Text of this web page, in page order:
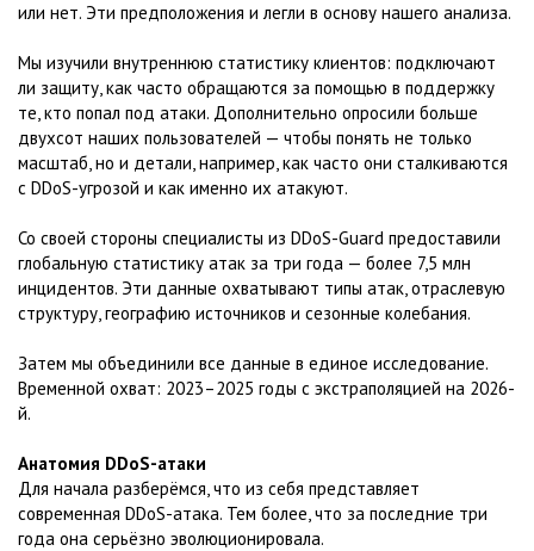
или нет. Эти предположения и легли в основу нашего анализа.
Мы изучили внутреннюю статистику клиентов: подключают
ли защиту, как часто обращаются за помощью в поддержку
те, кто попал под атаки. Дополнительно опросили больше
двухсот наших пользователей — чтобы понять не только
масштаб, но и детали, например, как часто они сталкиваются
с DDoS-угрозой и как именно их атакуют.
Со своей стороны специалисты из DDoS-Guard предоставили
глобальную статистику атак за три года — более 7,5 млн
инцидентов. Эти данные охватывают типы атак, отраслевую
структуру, географию источников и сезонные колебания.
Затем мы объединили все данные в единое исследование.
Временной охват: 2023–2025 годы с экстраполяцией на 2026-
й.
Анатомия DDoS-атаки
Для начала разберёмся, что из себя представляет
современная DDoS-атака. Тем более, что за последние три
года она серьёзно эволюционировала.